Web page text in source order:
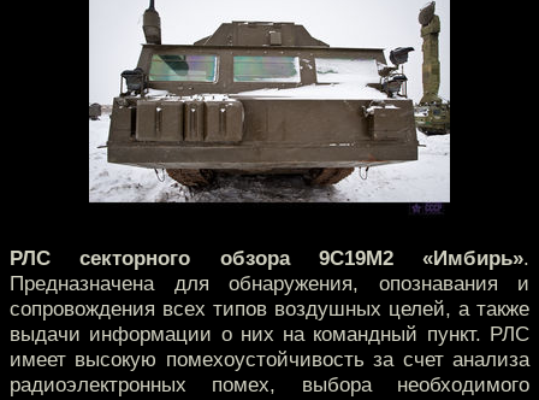
РЛС секторного обзора 9С19М2 «Имбирь».
Предназначена для обнаружения, опознавания и
сопровождения всех типов воздушных целей, а также
выдачи информации о них на командный пункт. РЛС
имеет высокую помехоустойчивость за счет анализа
радиоэлектронных помех, выбора необходимого